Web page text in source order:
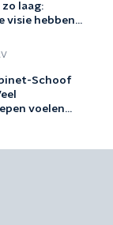
laag:
visie hebben
Schoof
voelen